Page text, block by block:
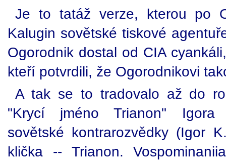
Je to tatáž verze, kterou po
Kalugin sovětské tiskové
Ogorodnik dostal od CIA
kteří potvrdili, že Ogorodnikovi
A tak se to tradovalo až do
"Krycí jméno Trianon" Igora
sovětské kontrarozvědky (Igor
klička -- Trianon.